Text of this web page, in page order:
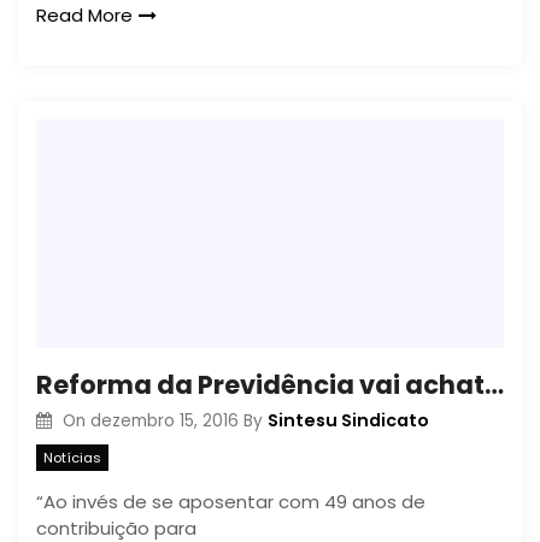
Read More
Reforma da Previdência vai achatar valor de benefícios
On dezembro 15, 2016 By Sintesu Sindicato
Notícias
“Ao invés de se aposentar com 49 anos de
contribuição para